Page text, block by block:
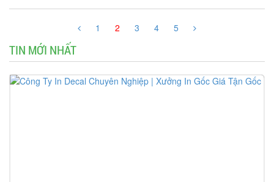
1 2 3 4 5
TIN MỚI NHẤT